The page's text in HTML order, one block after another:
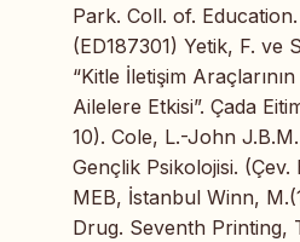
Park. Coll. of.
(ED187301) Yetik, F. ve
“Kitle İletişim
Ailelere Etkisi”. Çada
10). Cole, L.-John
Gençlik Psikolojisi. (Çev.
MEB, İstanbul Winn,
Drug. Seventh Printing,